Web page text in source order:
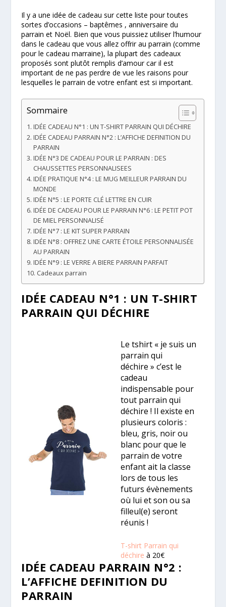
Il y a une idée de cadeau sur cette liste pour toutes
sortes d’occasions – baptêmes , anniversaire du
parrain et Noël. Bien que vous puissiez utiliser l’humour
dans le cadeau que vous allez offrir au parrain (comme
pour le cadeau marraine), la plupart des cadeaux
proposés sont plutôt remplis d’amour car il est
important de ne pas perdre de vue les raisons pour
lesquelles le parrain de votre enfant est si important.
Sommaire
IDÉE CADEAU N°1 : UN T-SHIRT PARRAIN QUI DÉCHIRE
IDÉE CADEAU PARRAIN N°2 : L’AFFICHE DEFINITION DU
PARRAIN
IDÉE N°3 DE CADEAU POUR LE PARRAIN : DES
CHAUSSETTES PERSONNALISEES
IDÉE PRATIQUE N°4 : LE MUG MEILLEUR PARRAIN DU
MONDE
IDÉE N°5 : LE PORTE CLÉ LETTRE EN CUIR
IDÉE DE CADEAU POUR LE PARRAIN N°6 : LE PETIT POT
DE MIEL PERSONNALISÉ
IDÉE N°7 : LE KIT SUPER PARRAIN
IDÉE N°8 : OFFREZ UNE CARTE ÉTOILE PERSONNALISÉE
AU PARRAIN
IDÉE N°9 : LE VERRE A BIERE PARRAIN PARFAIT
Cadeaux parrain
IDÉE CADEAU N°1 : UN T-SHIRT
PARRAIN QUI DÉCHIRE
Le tshirt « je suis un
parrain qui
déchire » c’est le
cadeau
indispensable pour
tout parrain qui
déchire ! Il existe en
plusieurs coloris :
bleu, gris, noir ou
blanc pour que le
parrain de votre
enfant ait la classe
lors de tous les
futurs évènements
où lui et son ou sa
filleul(e) seront
réunis !
T-shirt Parrain qui
déchire à 20€
IDÉE CADEAU PARRAIN N°2 :
L’AFFICHE DEFINITION DU
PARRAIN